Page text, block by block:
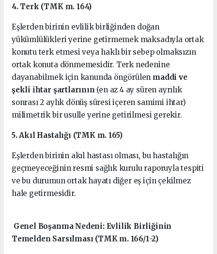
4. Terk (TMK m. 164)
Eşlerden birinin evlilik birliğinden doğan
yükümlülükleri yerine getirmemek maksadıyla ortak
konutu terk etmesi veya haklı bir sebep olmaksızın
ortak konuta dönmemesidir. Terk nedenine
dayanabilmek için kanunda öngörülen maddi ve
şekli ihtar şartlarının (en az 4 ay süren ayrılık
sonrası 2 aylık dönüş süresi içeren samimi ihtar)
milimetrik bir usulle yerine getirilmesi gerekir.
5. Akıl Hastalığı (TMK m. 165)
Eşlerden birinin akıl hastası olması, bu hastalığın
geçmeyeceğinin resmi sağlık kurulu raporuyla tespiti
ve bu durumun ortak hayatı diğer eş için çekilmez
hale getirmesidir.
Genel Boşanma Nedeni: Evlilik Birliğinin
Temelden Sarsılması (TMK m. 166/1-2)